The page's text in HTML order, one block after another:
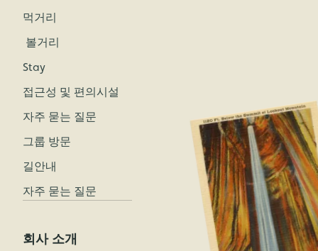
먹거리
볼거리
Stay
접근성 및 편의시설
자주 묻는 질문
그룹 방문
길안내
자주 묻는 질문
회사 소개